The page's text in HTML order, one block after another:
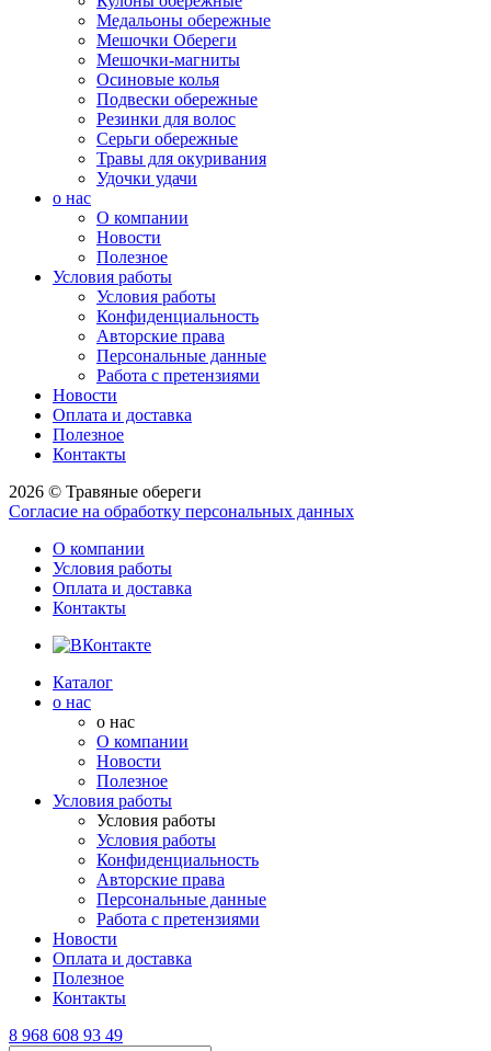
Медальоны обережные
Мешочки Обереги
Мешочки-магниты
Осиновые колья
Подвески обережные
Резинки для волос
Серьги обережные
Травы для окуривания
Удочки удачи
о нас
О компании
Новости
Полезное
Условия работы
Условия работы
Конфиденциальность
Авторские права
Персональные данные
Работа с претензиями
Новости
Оплата и доставка
Полезное
Контакты
2026 © Травяные обереги
Согласие на обработку персональных данных
О компании
Условия работы
Оплата и доставка
Контакты
Каталог
о нас
о нас
О компании
Новости
Полезное
Условия работы
Условия работы
Условия работы
Конфиденциальность
Авторские права
Персональные данные
Работа с претензиями
Новости
Оплата и доставка
Полезное
Контакты
8 968 608 93 49